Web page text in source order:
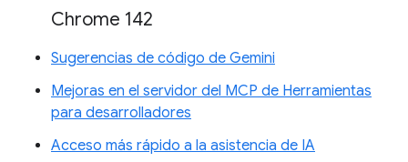
Chrome 142
Sugerencias de código de Gemini
Mejoras en el servidor del MCP de Herramientas
para desarrolladores
Acceso más rápido a la asistencia de IA